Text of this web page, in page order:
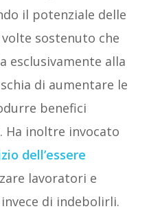
il potenziale delle
sostenuto che
esclusivamente alla
di aumentare le
benefici
Ha inoltre invocato
dell’essere
lavoratori e
di indebolirli.